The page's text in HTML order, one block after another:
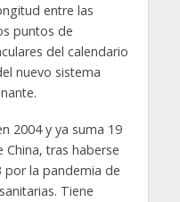
entre las
puntos de
del calendario
nuevo sistema
2004 y ya suma 19
China, tras haberse
por la pandemia de
Tiene